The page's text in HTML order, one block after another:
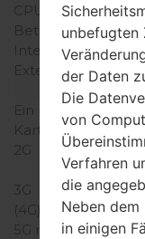
CPU-Kerne
Interner Speicher
Externer Speicher
Ein paar Plätze für
Karten
2G
3G
(4G) LTE
5G network
unbefugten
der Daten
Die
von
Verfahren
die
Neben
in einigen